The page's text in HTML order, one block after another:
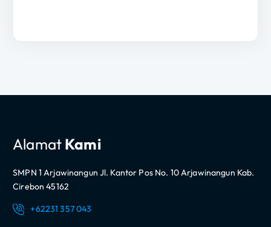
AlamatKami
SMPN 1 Arjawinangun Jl. Kantor Pos No. 10 Arjawinangun Kab.
Cirebon 45162
+62231 357 043